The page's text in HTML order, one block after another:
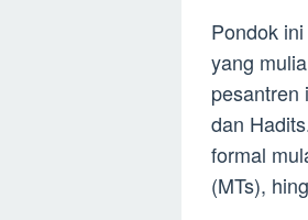
Pondok
yang
pesantren
dan
formal
(MTs),